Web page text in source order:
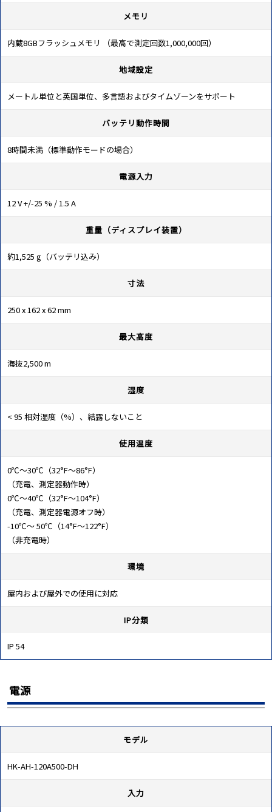
メモリ
内蔵8GBフラッシュメモリ （最高で測定回数1,000,000回）
地域設定
メートル単位と英国単位、多言語およびタイムゾーンをサポート
バッテリ動作時間
8時間未満（標準動作モードの場合）
電源入力
12 V +/-25 % / 1.5 A
重量（ディスプレイ装置）
約1,525 g（バッテリ込み）
寸法
250 x 162 x 62 mm
最大高度
海抜2,500 m
湿度
< 95 相対湿度（%）、結露しないこと
使用温度
0℃～30℃（32°F～86°F）
（充電、測定器動作時）
0℃～40℃（32°F～104°F）
（充電、測定器電源オフ時）
-10℃～ 50℃（14°F～122°F）
（非充電時）
環境
屋内および屋外での使用に対応
IP分類
IP 54
電源
モデル
HK-AH-120A500-DH
入力